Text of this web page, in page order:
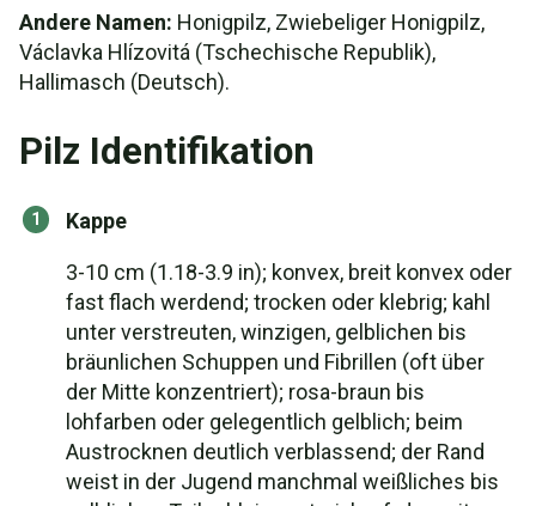
Andere Namen: Honigpilz, Zwiebeliger Honigpilz,
Václavka Hlízovitá (Tschechische Republik),
Hallimasch (Deutsch).
Pilz Identifikation
Kappe
3-10 cm (1.18-3.9 in); konvex, breit konvex oder
fast flach werdend; trocken oder klebrig; kahl
unter verstreuten, winzigen, gelblichen bis
bräunlichen Schuppen und Fibrillen (oft über
der Mitte konzentriert); rosa-braun bis
lohfarben oder gelegentlich gelblich; beim
Austrocknen deutlich verblassend; der Rand
weist in der Jugend manchmal weißliches bis